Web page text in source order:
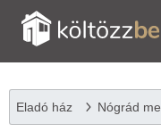
Eladó ház Nógrád